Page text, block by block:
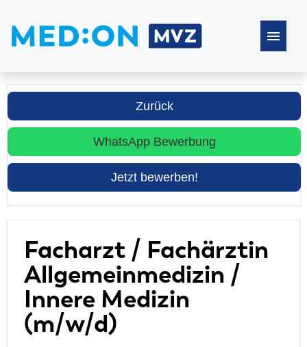
Stellenangebote
Häufige Fragen
Zurück
WhatsApp Bewerbung
Jetzt bewerben!
Facharzt / Fachärztin
Allgemeinmedizin /
Innere Medizin
(m/w/d)